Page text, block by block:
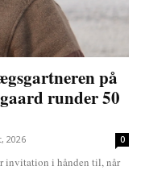
på
runder 50
2026 0
invitation i hånden til, når